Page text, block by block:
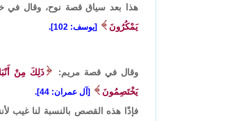
هذا بعد سياق قصة نوح، وقال في
يَمْكُرُونَ
[يوسف: 102].
وقال في قصة مريم:
ذَلِكَ مِنْ
يَخْتَصِمُونَ
[آل عمران: 44].
فإذًا هذه القصص بالنسبة لنا غيب